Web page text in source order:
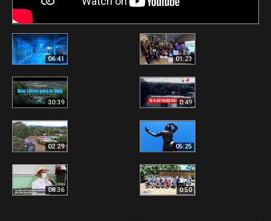
06:41 01:23
30:39 0:49
02:29 05:25
08:36 0:50